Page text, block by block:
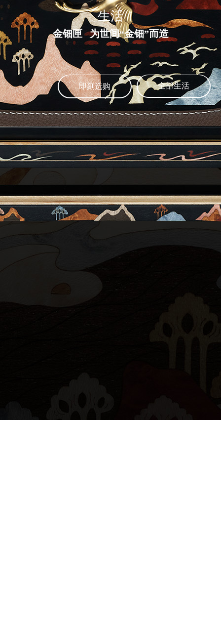
生活
金钿匣 为世间“金钿”而造
即刻选购 全部生活